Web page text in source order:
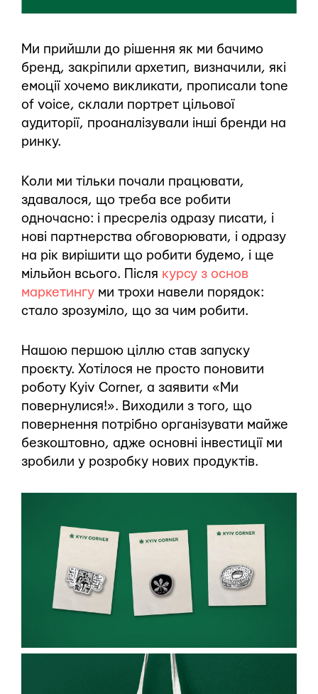
Ми прийшли до рішення як ми бачимо
бренд, закріпили архетип, визначили, які
емоції хочемо викликати, прописали tone
of voice, склали портрет цільової
аудиторії, проаналізували інші бренди на
ринку.
Коли ми тільки почали працювати,
здавалося, що треба все робити
одночасно: і пресреліз одразу писати, і
нові партнерства обговорювати, і одразу
на рік вирішити що робити будемо, і ще
мільйон всього. Після курсу з основ
маркетингу ми трохи навели порядок:
стало зрозуміло, що за чим робити.
Нашою першою ціллю став запуску
проєкту. Хотілося не просто поновити
роботу Kyiv Corner, а заявити «Ми
повернулися!». Виходили з того, що
повернення потрібно організувати майже
безкоштовно, адже основні інвестиції ми
зробили у розробку нових продуктів.